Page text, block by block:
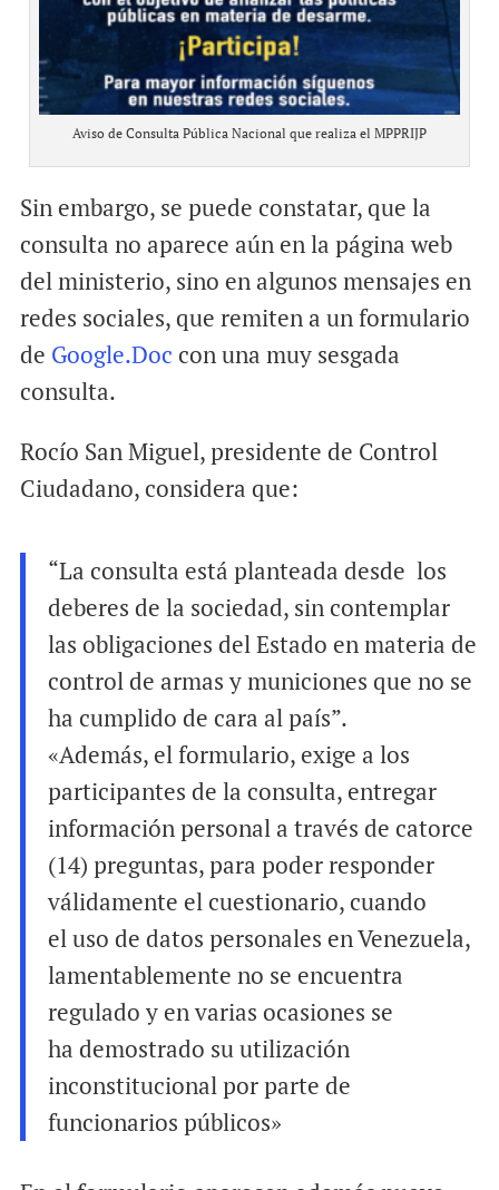
Aviso de Consulta Pública Nacional que realiza el MPPRIJP
Sin embargo, se puede constatar, que la
consulta no aparece aún en la página web
del ministerio, sino en algunos mensajes en
redes sociales, que remiten a un formulario
de Google.Doc con una muy sesgada
consulta.
Rocío San Miguel, presidente de Control
Ciudadano, considera que:
“La consulta está planteada desde los
deberes de la sociedad, sin contemplar
las obligaciones del Estado en materia de
control de armas y municiones que no se
ha cumplido de cara al país”.
«Además, el formulario, exige a los
participantes de la consulta, entregar
información personal a través de catorce
(14) preguntas, para poder responder
válidamente el cuestionario, cuando
el uso de datos personales en Venezuela,
lamentablemente no se encuentra
regulado y en varias ocasiones se
ha demostrado su utilización
inconstitucional por parte de
funcionarios públicos»